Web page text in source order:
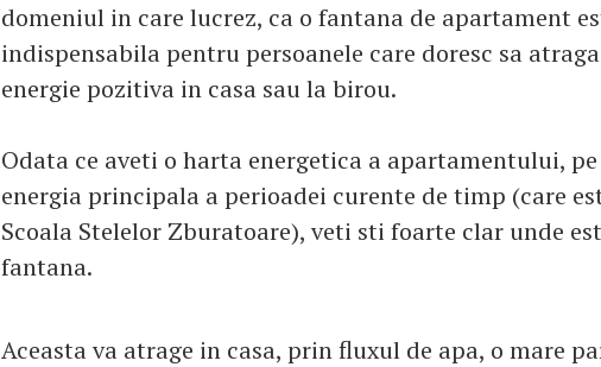
domeniul in care lucrez, ca o fantana de apartament
indispensabila pentru persoanele care doresc sa
energie pozitiva in casa sau la birou.
Odata ce aveti o harta energetica a apartamentului,
energia principala a perioadei curente de timp (care
Scoala Stelelor Zburatoare), veti sti foarte clar unde
fantana.
Aceasta va atrage in casa, prin fluxul de apa, o mare